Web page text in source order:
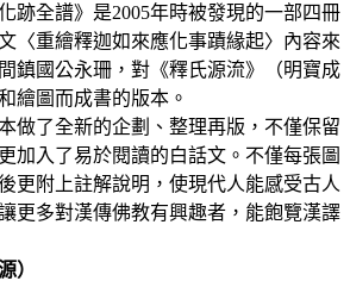
全譜》是2005年時被發現的一部四冊
〈重繪釋迦如來應化事蹟緣起〉內容來
鎮國公永珊，對《釋氏源流》（明寶成
繪圖而成書的版本。
了全新的企劃、整理再版，不僅保留
加入了易於閱讀的白話文。不僅每張圖
更附上註解說明，使現代人能感受古人
更多對漢傳佛教有興趣者，能飽覽漢譯
）